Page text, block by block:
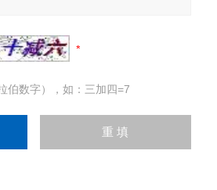
伯数字），如：三加四=7